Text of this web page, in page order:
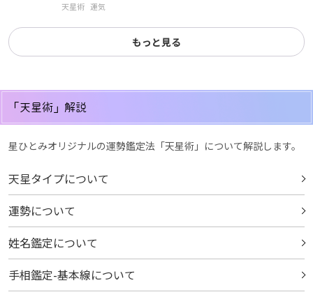
天星術 運気
もっと見る
「天星術」解説
星ひとみオリジナルの運勢鑑定法「天星術」について解説します。
天星タイプについて
運勢について
姓名鑑定について
手相鑑定-基本線について